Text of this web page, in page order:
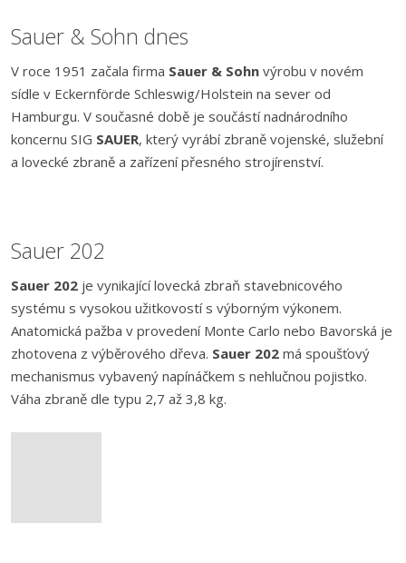
Sauer & Sohn dnes
V roce 1951 začala firma Sauer & Sohn výrobu v novém
sídle v Eckernförde Schleswig/Holstein na sever od
Hamburgu. V současné době je součástí nadnárodního
koncernu SIG SAUER, který vyrábí zbraně vojenské, služební
a lovecké zbraně a zařízení přesného strojírenství.
Sauer 202
Sauer 202 je vynikající lovecká zbraň stavebnicového
systému s vysokou užitkovostí s výborným výkonem.
Anatomická pažba v provedení Monte Carlo nebo Bavorská je
zhotovena z výběrového dřeva. Sauer 202 má spoušťový
mechanismus vybavený napínáčkem s nehlučnou pojistko.
Váha zbraně dle typu 2,7 až 3,8 kg.